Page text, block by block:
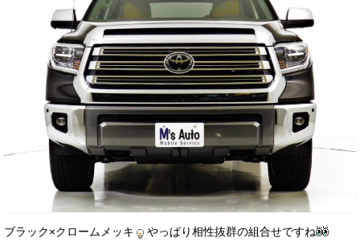
ブラック×クロームメッキ やっぱり相性抜群の組合せですね